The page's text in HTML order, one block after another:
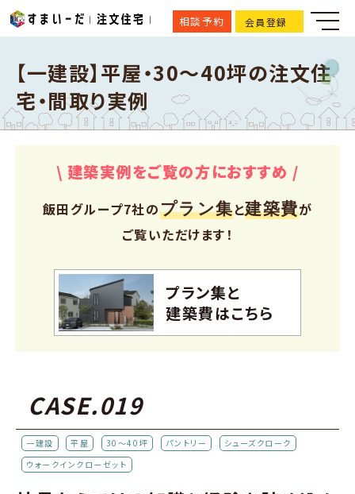
相談予約 会員登録
【一建設】平屋・30～40坪の注文住
宅・間取り実例
\ 建築実例をご覧の方におすすめ /
飯田グループ7社のプラン集と建築費が
ご覧いただけます！
プラン集と
建築費はこちら
CASE.019
一建設 平屋 30～40坪 パントリー
シューズクローク
ウォークインクローゼット